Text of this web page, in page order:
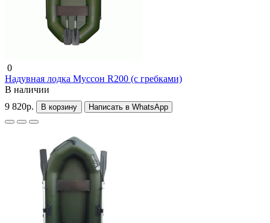
0
Надувная лодка Муссон R200 (с гребками)
В наличии
9 820р.
В корзину Написать в WhatsApp